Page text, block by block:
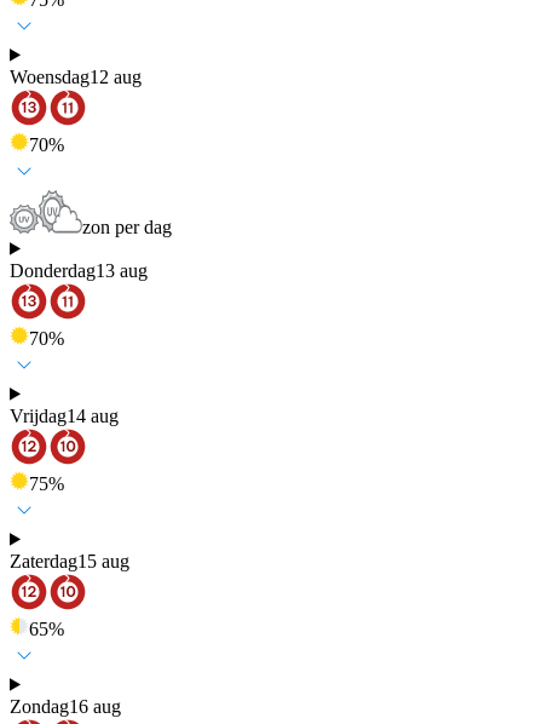
Woensdag12 aug
70%
zon per dag
Donderdag13 aug
70%
Vrijdag14 aug
75%
Zaterdag15 aug
65%
Zondag16 aug